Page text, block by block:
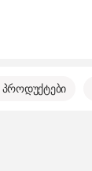
პროდუქტები